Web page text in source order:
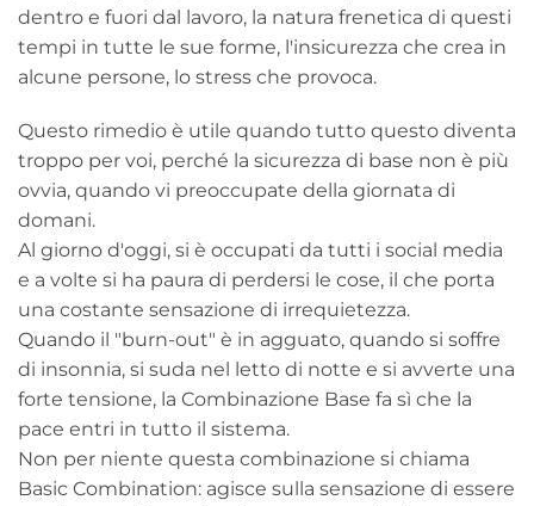
dentro e fuori dal lavoro, la natura frenetica di questi
tempi in tutte le sue forme, l'insicurezza che crea in
alcune persone, lo stress che provoca.
Questo rimedio è utile quando tutto questo diventa
troppo per voi, perché la sicurezza di base non è più
ovvia, quando vi preoccupate della giornata di
domani.
Al giorno d'oggi, si è occupati da tutti i social media
e a volte si ha paura di perdersi le cose, il che porta
una costante sensazione di irrequietezza.
Quando il "burn-out" è in agguato, quando si soffre
di insonnia, si suda nel letto di notte e si avverte una
forte tensione, la Combinazione Base fa sì che la
pace entri in tutto il sistema.
Non per niente questa combinazione si chiama
Basic Combination: agisce sulla sensazione di essere